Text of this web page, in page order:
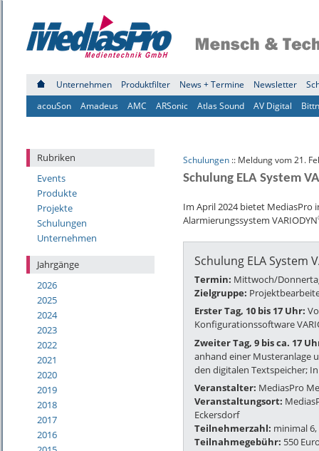
Unternehmen Produktfilter News + Termine Newsletter
acouSon
Amadeus AMC ARSonic Atlas Sound AV Digital
Rubriken
Events
Produkte
Projekte
Schulungen
Unternehmen
Jahrgänge
2026
2025
2024
2023
2022
2021
2020
2019
2018
2017
2016
Schulungen :: Meldung vom 21.
Schulung ELA System
Im April 2024 bietet MediasPro
Alarmierungssystem VARIODYN
Schulung ELA System
Termin: Mittwoch/
Zielgruppe:
Erster Tag, 10 bis 17 Uhr:
Konfigurationssoftware
Zweiter Tag, 9 bis ca. 17
anhand einer Musteranlage
den digitalen Textspeicher;
Veranstalter: MediasPro
Veranstaltungsort:
Eckersdorf
Teilnehmerzahl: minimal
Teilnahmegebühr: 550